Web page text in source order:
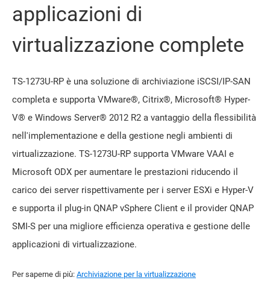
applicazioni di
virtualizzazione complete
TS-1273U-RP è una soluzione di archiviazione iSCSI/IP-SAN
completa e supporta VMware®, Citrix®, Microsoft® Hyper-
V® e Windows Server® 2012 R2 a vantaggio della flessibilità
nell'implementazione e della gestione negli ambienti di
virtualizzazione. TS-1273U-RP supporta VMware VAAI e
Microsoft ODX per aumentare le prestazioni riducendo il
carico dei server rispettivamente per i server ESXi e Hyper-V
e supporta il plug-in QNAP vSphere Client e il provider QNAP
SMI-S per una migliore efficienza operativa e gestione delle
applicazioni di virtualizzazione.
Per saperne di più: Archiviazione per la virtualizzazione